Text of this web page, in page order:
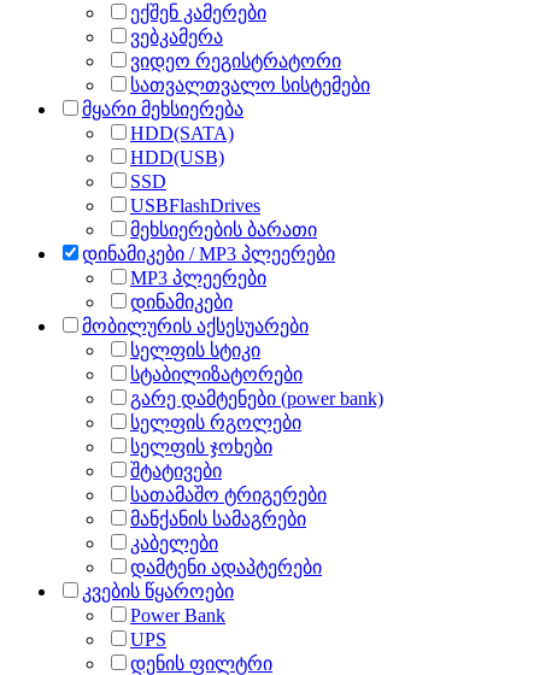
ექშენ კამერები
ვებკამერა
ვიდეო რეგისტრატორი
სათვალთვალო სისტემები
მყარი მეხსიერება
HDD(SATA)
HDD(USB)
SSD
USBFlashDrives
მეხსიერების ბარათი
დინამიკები / MP3 პლეერები
MP3 პლეერები
დინამიკები
მობილურის აქსესუარები
სელფის სტიკი
სტაბილიზატორები
გარე დამტენები (power bank)
სელფის რგოლები
სელფის ჯოხები
შტატივები
სათამაშო ტრიგერები
მანქანის სამაგრები
კაბელები
დამტენი ადაპტერები
კვების წყაროები
Power Bank
UPS
დენის ფილტრი